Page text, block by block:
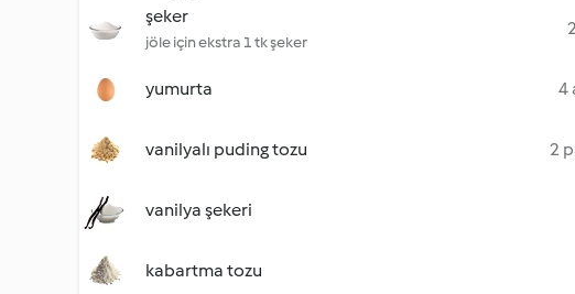
şeker
jöle için ekstra 1 tk şeker
yumurta 4
vanilyalı puding tozu 2
vanilya şekeri
kabartma tozu